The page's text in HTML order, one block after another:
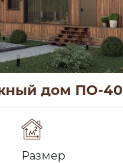
дом ПО-40
Размер